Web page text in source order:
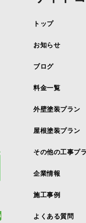
トップ
お知らせ
ブログ
料金一覧
外壁塗装プラン
屋根塗装プラン
その他の工事プ
企業情報
施工事例
よくある質問